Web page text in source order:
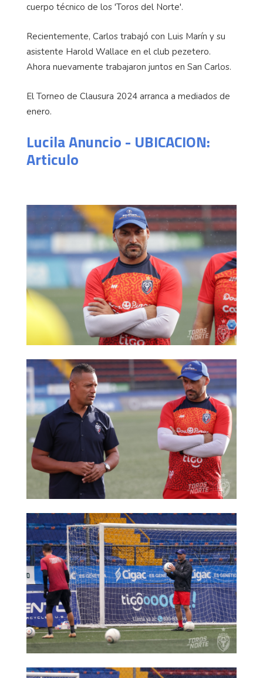
cuerpo técnico de los 'Toros del Norte'.
Recientemente, Carlos trabajó con Luis Marín y su
asistente Harold Wallace en el club pezetero.
Ahora nuevamente trabajaron juntos en San Carlos.
El Torneo de Clausura 2024 arranca a mediados de
enero.
Lucila Anuncio - UBICACION:
Articulo